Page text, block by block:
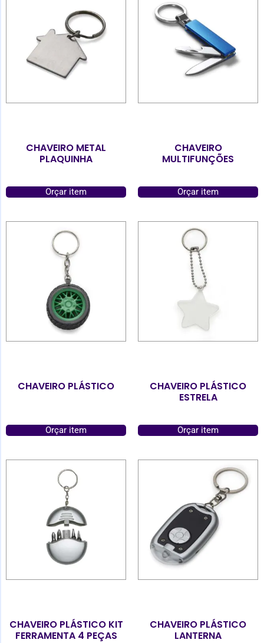
CHAVEIRO METAL
PLAQUINHA
Orçar item
CHAVEIRO
MULTIFUNÇÕES
Orçar item
CHAVEIRO PLÁSTICO
Orçar item
CHAVEIRO PLÁSTICO
ESTRELA
Orçar item
CHAVEIRO PLÁSTICO KIT
FERRAMENTA 4 PEÇAS
CHAVEIRO PLÁSTICO
LANTERNA